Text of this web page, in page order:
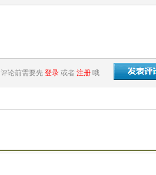
评论前需要先 登录 或者 注册 哦